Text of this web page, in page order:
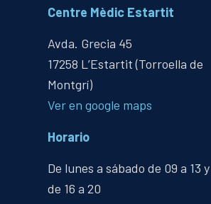
Centre Mèdic Estartit
Avda. Grecia 45
17258 L’Estartit (Torroella de
Montgrí)
Ver en google maps
Horario
De lunes a sábado de 09 a 13 y
de 16 a 20